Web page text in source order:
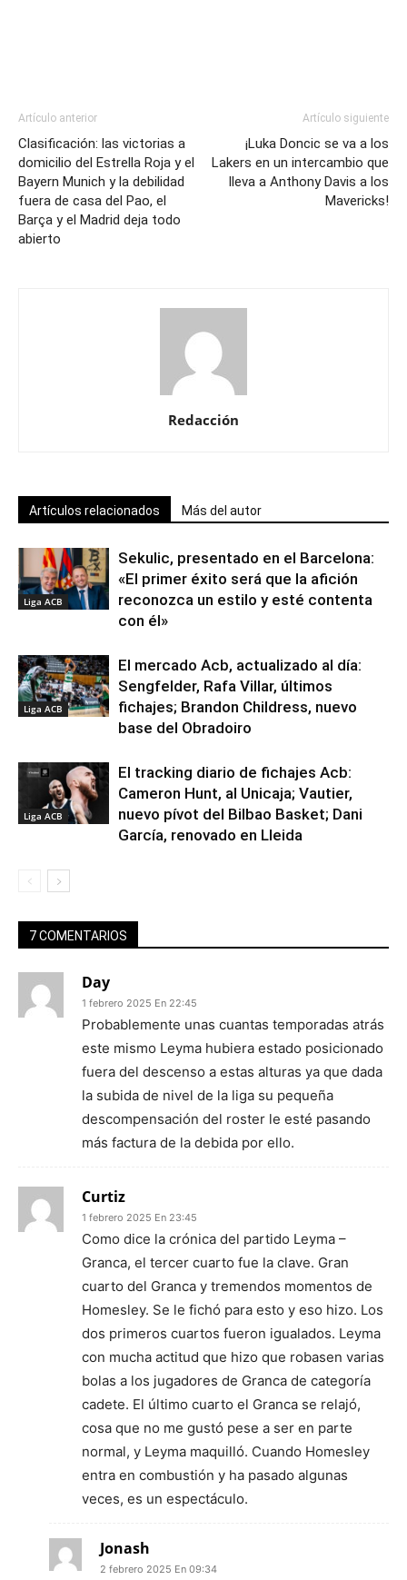
Artículo anterior
Clasificación: las victorias a
domicilio del Estrella Roja y el
Bayern Munich y la debilidad
fuera de casa del Pao, el
Barça y el Madrid deja todo
abierto
Artículo siguiente
¡Luka Doncic se va a los
Lakers en un intercambio que
lleva a Anthony Davis a los
Mavericks!
Redacción
Artículos relacionados Más del autor
Liga ACB
Sekulic, presentado en el Barcelona:
«El primer éxito será que la afición
reconozca un estilo y esté contenta
con él»
Liga ACB
El mercado Acb, actualizado al día:
Sengfelder, Rafa Villar, últimos
fichajes; Brandon Childress, nuevo
base del Obradoiro
Liga ACB
El tracking diario de fichajes Acb:
Cameron Hunt, al Unicaja; Vautier,
nuevo pívot del Bilbao Basket; Dani
García, renovado en Lleida
7 COMENTARIOS
Day
1 febrero 2025 En 22:45
Probablemente unas cuantas temporadas atrás
este mismo Leyma hubiera estado posicionado
fuera del descenso a estas alturas ya que dada
la subida de nivel de la liga su pequeña
descompensación del roster le esté pasando
más factura de la debida por ello.
Curtiz
1 febrero 2025 En 23:45
Como dice la crónica del partido Leyma –
Granca, el tercer cuarto fue la clave. Gran
cuarto del Granca y tremendos momentos de
Homesley. Se le fichó para esto y eso hizo. Los
dos primeros cuartos fueron igualados. Leyma
con mucha actitud que hizo que robasen varias
bolas a los jugadores de Granca de categoría
cadete. El último cuarto el Granca se relajó,
cosa que no me gustó pese a ser en parte
normal, y Leyma maquilló. Cuando Homesley
entra en combustión y ha pasado algunas
veces, es un espectáculo.
Jonash
2 febrero 2025 En 09:34